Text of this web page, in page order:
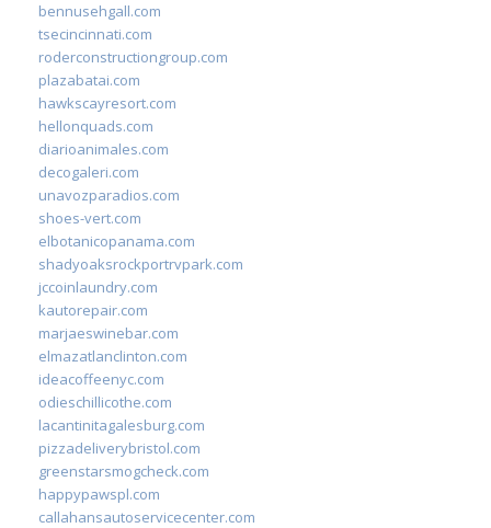
bennusehgall.com
tsecincinnati.com
roderconstructiongroup.com
plazabatai.com
hawkscayresort.com
hellonquads.com
diarioanimales.com
decogaleri.com
unavozparadios.com
shoes-vert.com
elbotanicopanama.com
shadyoaksrockportrvpark.com
jccoinlaundry.com
kautorepair.com
marjaeswinebar.com
elmazatlanclinton.com
ideacoffeenyc.com
odieschillicothe.com
lacantinitagalesburg.com
pizzadeliverybristol.com
greenstarsmogcheck.com
happypawspl.com
callahansautoservicecenter.com